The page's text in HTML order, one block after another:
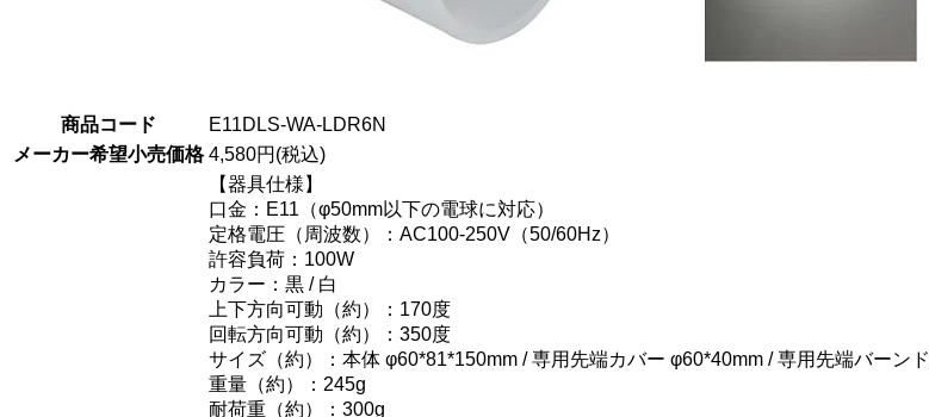
商品コード
E11DLS-WA-LDR6N
メーカー希望小売価格 4,580円(税込)
【器具仕様】
口金：E11（φ50mm以下の電球に対応）
定格電圧（周波数）：AC100-250V（50/60Hz）
許容負荷：100W
カラー：黒 / 白
上下方向可動（約）：170度
回転方向可動（約）：350度
サイズ（約）：本体 φ60*81*150mm / 専用先端カバー φ60*40mm / 専用先端バーン
重量（約）：245g
耐荷重（約）：300g